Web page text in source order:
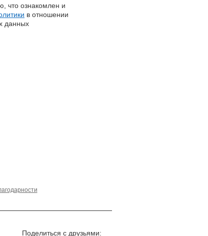
что ознакомлен и
в отношении
данных
Поделиться с друзьями: